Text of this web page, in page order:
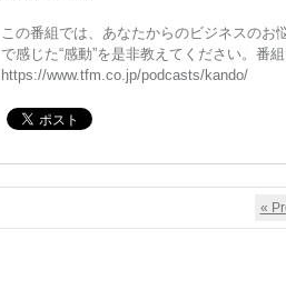
この番組では、あなたからのビジネスのお
で感じた“感動”を是非教えてください。番
https://www.tfm.co.jp/podcasts/kando/
«